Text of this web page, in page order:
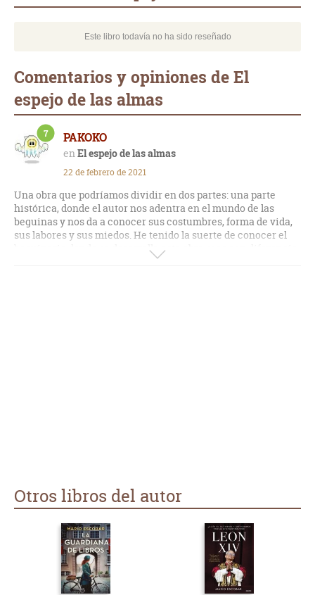
Este libro todavía no ha sido reseñado
Comentarios y opiniones de El
espejo de las almas
PAKOKO
El espejo de las almas
7
22 de febrero de 2021
Una obra que podríamos dividir en dos partes: una parte
histórica, donde el autor nos adentra en el mundo de las
beguinas y nos da a conocer sus costumbres, forma de vida,
sus labores y sus miedos. He tenido la suerte de conocer el
beguinario donde se desarrolla esta obra, y es con diferencia
el que más me ha gustado de los que he visto, por lo que me
Otros libros del autor